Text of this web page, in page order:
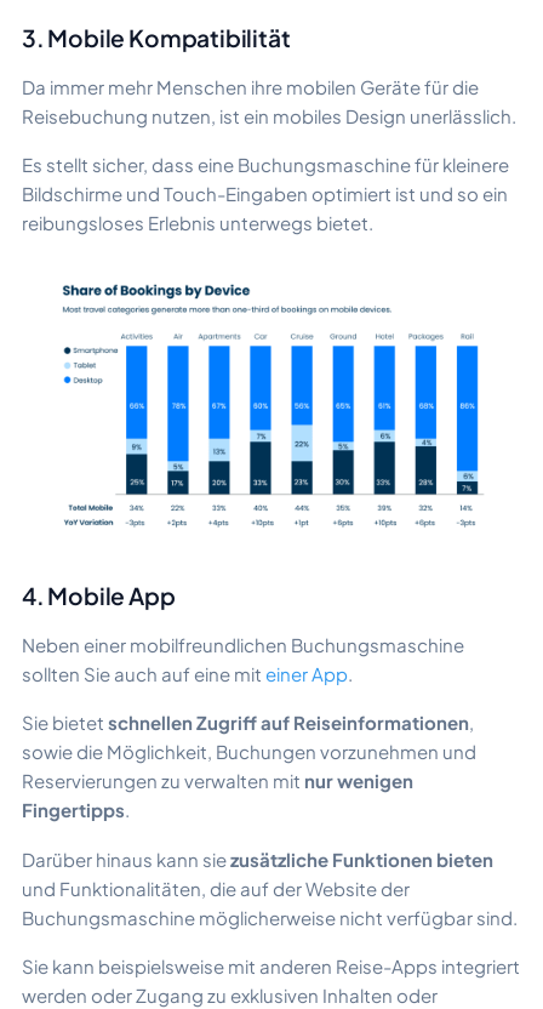
3. Mobile Kompatibilität
Da immer mehr Menschen ihre mobilen Geräte für die
Reisebuchung nutzen, ist ein mobiles Design unerlässlich.
Es stellt sicher, dass eine Buchungsmaschine für kleinere
Bildschirme und Touch-Eingaben optimiert ist und so ein
reibungsloses Erlebnis unterwegs bietet.
4. Mobile App
Neben einer mobilfreundlichen Buchungsmaschine
sollten Sie auch auf eine mit einer App.
Sie bietet schnellen Zugriff auf Reiseinformationen,
sowie die Möglichkeit, Buchungen vorzunehmen und
Reservierungen zu verwalten mit nur wenigen
Fingertipps.
Darüber hinaus kann siezusätzliche Funktionen bieten
und Funktionalitäten, die auf der Website der
Buchungsmaschine möglicherweise nicht verfügbar sind.
Sie kann beispielsweise mit anderen Reise-Apps integriert
werden oder Zugang zu exklusiven Inhalten oder